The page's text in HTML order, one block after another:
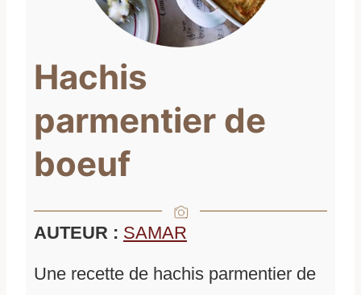
Hachis
parmentier de
boeuf
AUTEUR : SAMAR
Une recette de hachis parmentier de